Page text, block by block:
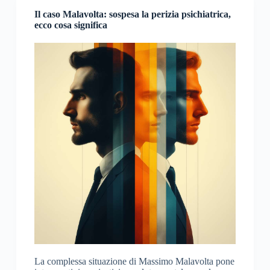
Il caso Malavolta: sospesa la perizia psichiatrica,
ecco cosa significa
La complessa situazione di Massimo Malavolta pone